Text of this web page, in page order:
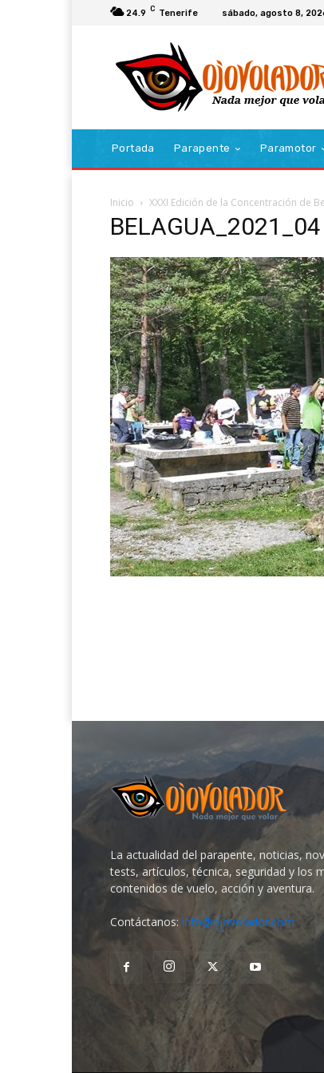
24.9 C Tenerife sábado, agosto 8,
Portada Parapente Paramotor
Inicio XXXI Edición de la Concentración de
BELAGUA_2021_04
La actualidad del parapente, noticias,
tests, artículos, técnica, seguridad y los
contenidos de vuelo, acción y aventura.
Contáctanos: info@ojovolador.com